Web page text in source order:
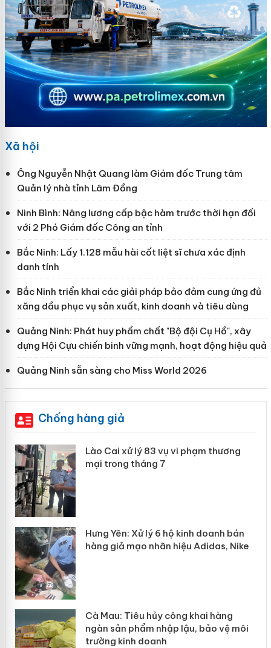
Xã hội
Ông Nguyễn Nhật Quang làm Giám đốc Trung tâm
Quản lý nhà tỉnh Lâm Đồng
Ninh Bình: Nâng lương cấp bậc hàm trước thời hạn đối
với 2 Phó Giám đốc Công an tỉnh
Bắc Ninh: Lấy 1.128 mẫu hài cốt liệt sĩ chưa xác định
danh tính
Bắc Ninh triển khai các giải pháp bảo đảm cung ứng đủ
xăng dầu phục vụ sản xuất, kinh doanh và tiêu dùng
Quảng Ninh: Phát huy phẩm chất "Bộ đội Cụ Hồ", xây
dựng Hội Cựu chiến binh vững mạnh, hoạt động hiệu quả
Quảng Ninh sẵn sàng cho Miss World 2026
Chống hàng giả
Lào Cai xử lý 83 vụ vi phạm thương
mại trong tháng 7
Hưng Yên: Xử lý 6 hộ kinh doanh bán
hàng giả mạo nhãn hiệu Adidas, Nike
Cà Mau: Tiêu hủy công khai hàng
ngàn sản phẩm nhập lậu, bảo vệ môi
trường kinh doanh